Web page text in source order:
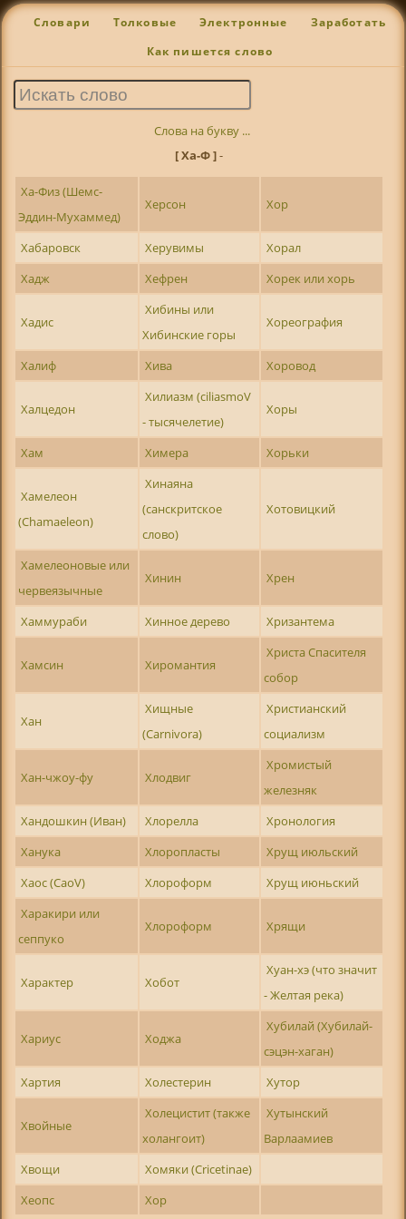
Словари Толковые Электронные Заработать
Как пишется слово
Слова на букву ...
[ Ха-Ф ]-
Ха-Физ (Шемс-
Эддин-Мухаммед)
Херсон Хор
Хабаровск Херувимы
Хорал
Хадж
Хефрен Хорек или хорь
Хадис
Хибины или
Хибинские горы
Хореография
Халиф Хива Хоровод
Халцедон
Хилиазм (ciliasmoV
- тысячелетие)
Хоры
Хам Химера Хорьки
Хамелеон
(Chamaeleon)
Хинаяна
(санскритское
слово)
Хотовицкий
Хамелеоновые или
червеязычные
Хинин Хрен
Хаммураби Хинное дерево Хризантема
Хамсин Хиромантия
Христа Спасителя
собор
Хан
Хищные
(Carnivora)
Христианский
социализм
Хан-чжоу-фу Хлодвиг
Хромистый
железняк
Хандошкин (Иван)
Хлорелла
Хронология
Ханука
Хлоропласты
Хрущ июльский
Хаос (CaoV)
Хлороформ
Хрущ июньский
Харакири или
сеппуко
Хлороформ Хрящи
Характер Хобот
Хуан-хэ (что значит
- Желтая река)
Хариус Ходжа
Хубилай (Хубилай-
сэцэн-хаган)
Хартия
Холестерин Хутор
Хвойные
Холецистит (также
холангоит)
Хутынский
Варлаамиев
Хвощи
Хомяки (Cricetinae)
Хеопс
Хор